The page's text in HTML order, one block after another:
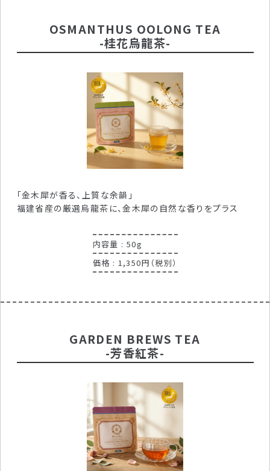
OSMANTHUS OOLONG TEA
-桂花烏龍茶-
「金木犀が香る、上質な余韻」
福建省産の厳選烏龍茶に、金木犀の自然な香りをプラス
内容量 : 50g
価格 : 1,350円（税別）
GARDEN BREWS TEA
-芳香紅茶-